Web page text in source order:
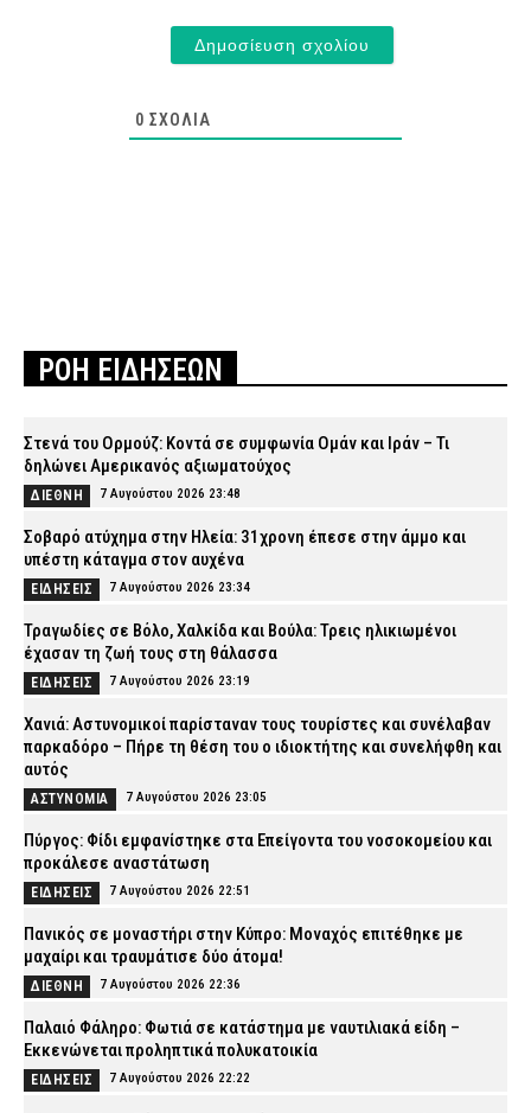
0 ΣΧΌΛΙΑ
ΡΟΗ ΕΙΔΗΣΕΩΝ
Στενά του Ορμούζ: Κοντά σε συμφωνία Ομάν και Ιράν – Τι
δηλώνει Αμερικανός αξιωματούχος
ΔΙΕΘΝΗ 7 Αυγούστου 2026 23:48
Σοβαρό ατύχημα στην Ηλεία: 31χρονη έπεσε στην άμμο και
υπέστη κάταγμα στον αυχένα
ΕΙΔΗΣΕΙΣ 7 Αυγούστου 2026 23:34
Τραγωδίες σε Βόλο, Χαλκίδα και Βούλα: Τρεις ηλικιωμένοι
έχασαν τη ζωή τους στη θάλασσα
ΕΙΔΗΣΕΙΣ 7 Αυγούστου 2026 23:19
Χανιά: Αστυνομικοί παρίσταναν τους τουρίστες και συνέλαβαν
παρκαδόρο – Πήρε τη θέση του ο ιδιοκτήτης και συνελήφθη και
αυτός
ΑΣΤΥΝΟΜΙΑ 7 Αυγούστου 2026 23:05
Πύργος: Φίδι εμφανίστηκε στα Επείγοντα του νοσοκομείου και
προκάλεσε αναστάτωση
ΕΙΔΗΣΕΙΣ 7 Αυγούστου 2026 22:51
Πανικός σε μοναστήρι στην Κύπρο: Μοναχός επιτέθηκε με
μαχαίρι και τραυμάτισε δύο άτομα!
ΔΙΕΘΝΗ 7 Αυγούστου 2026 22:36
Παλαιό Φάληρο: Φωτιά σε κατάστημα με ναυτιλιακά είδη –
Εκκενώνεται προληπτικά πολυκατοικία
ΕΙΔΗΣΕΙΣ 7 Αυγούστου 2026 22:22